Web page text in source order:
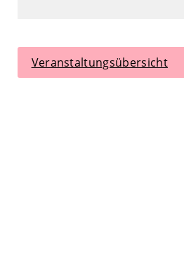
Veranstaltungsübersicht